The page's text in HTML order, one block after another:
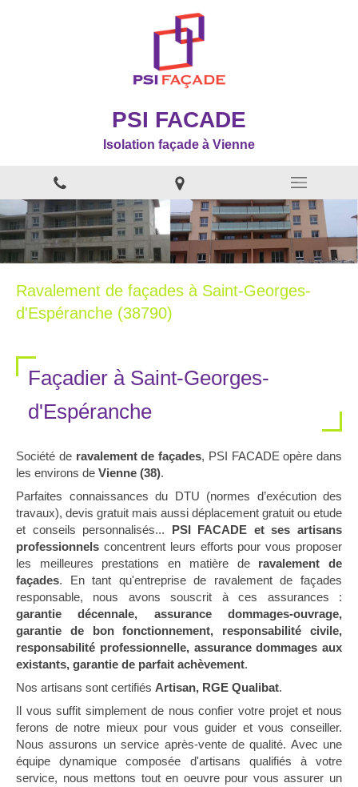
PSI FACADE
Isolation façade à Vienne
Ravalement de façades à Saint-Georges-
d'Espéranche (38790)
Façadier à Saint-Georges-
d'Espéranche
Société de ravalement de façades, PSI FACADE opère dans
les environs de Vienne (38).
Parfaites connaissances du DTU (normes d’exécution des
travaux), devis gratuit mais aussi déplacement gratuit ou etude
et conseils personnalisés... PSI FACADE et ses artisans
professionnels concentrent leurs efforts pour vous proposer
les meilleures prestations en matière de ravalement de
façades. En tant qu'entreprise de ravalement de façades
responsable, nous avons souscrit à ces assurances :
garantie décennale, assurance dommages-ouvrage,
garantie de bon fonctionnement, responsabilité civile,
responsabilité professionnelle, assurance dommages aux
existants, garantie de parfait achèvement.
Nos artisans sont certifiés Artisan, RGE Qualibat.
Il vous suffit simplement de nous confier votre projet et nous
ferons de notre mieux pour vous guider et vous conseiller.
Nous assurons un service après-vente de qualité. Avec une
équipe dynamique composée d'artisans qualifiés à votre
service, nous mettons tout en oeuvre pour vous assurer un